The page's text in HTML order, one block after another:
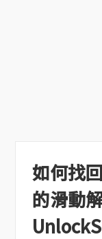
如何找
的滑動